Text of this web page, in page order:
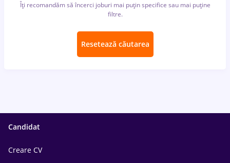
Îți recomandăm să încerci joburi mai puțin specifice sau mai puține
filtre.
Resetează căutarea
Candidat
Creare CV